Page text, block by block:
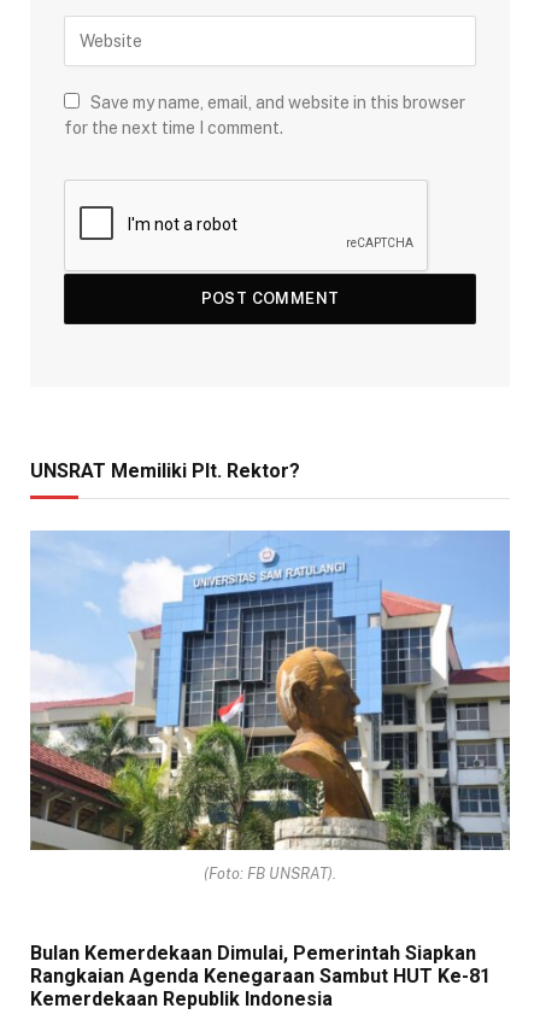
Save my name, email, and website in this browser
for the next time I comment.
UNSRAT Memiliki Plt. Rektor?
(Foto: FB UNSRAT).
Bulan Kemerdekaan Dimulai, Pemerintah Siapkan
Rangkaian Agenda Kenegaraan Sambut HUT Ke-81
Kemerdekaan Republik Indonesia